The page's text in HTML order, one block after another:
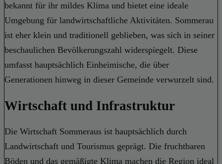
bekannt für ihr mildes Klima und bietet eine ideale
Umgebung für landwirtschaftliche Aktivitäten. Sommerau
ist eher klein und traditionell geblieben, was sich in seiner
beschaulichen Bevölkerungszahl widerspiegelt. Diese
umfasst hauptsächlich Einheimische, die über
Generationen hinweg in dieser Gemeinde verwurzelt sind.
Wirtschaft und Infrastruktur
Die Wirtschaft Sommeraus ist hauptsächlich durch
Landwirtschaft und Tourismus geprägt. Die fruchtbaren
Böden und das gemäßigte Klima machen die Region ideal